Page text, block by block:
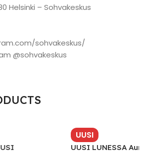
Helsinki – Sohvakeskus
sohvakeskus/
@sohvakeskus
UUSI
UUSI LUNESSA